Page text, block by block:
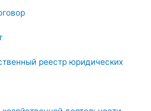
реестр юридических